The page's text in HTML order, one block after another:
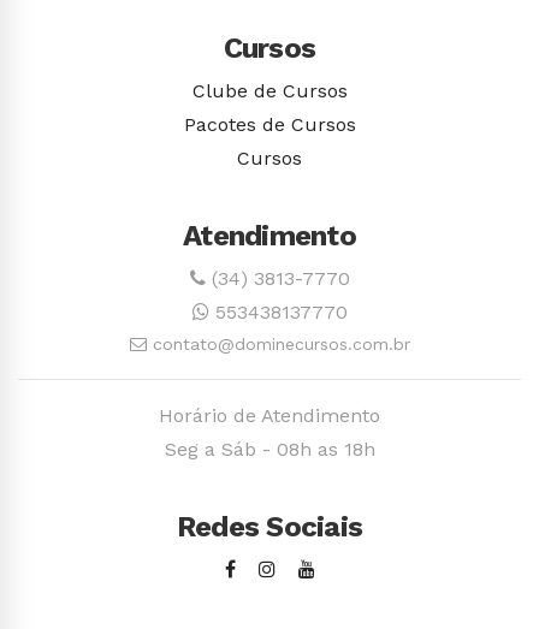
Cursos
Clube de Cursos
Pacotes de Cursos
Cursos
Atendimento
(34) 3813-7770
553438137770
contato@dominecursos.com.br
Horário de Atendimento
Seg a Sáb - 08h as 18h
Redes Sociais